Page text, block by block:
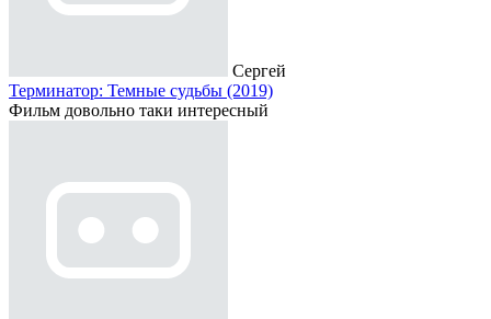
Сергей
Терминатор: Темные судьбы (2019)
Фильм довольно таки интересный